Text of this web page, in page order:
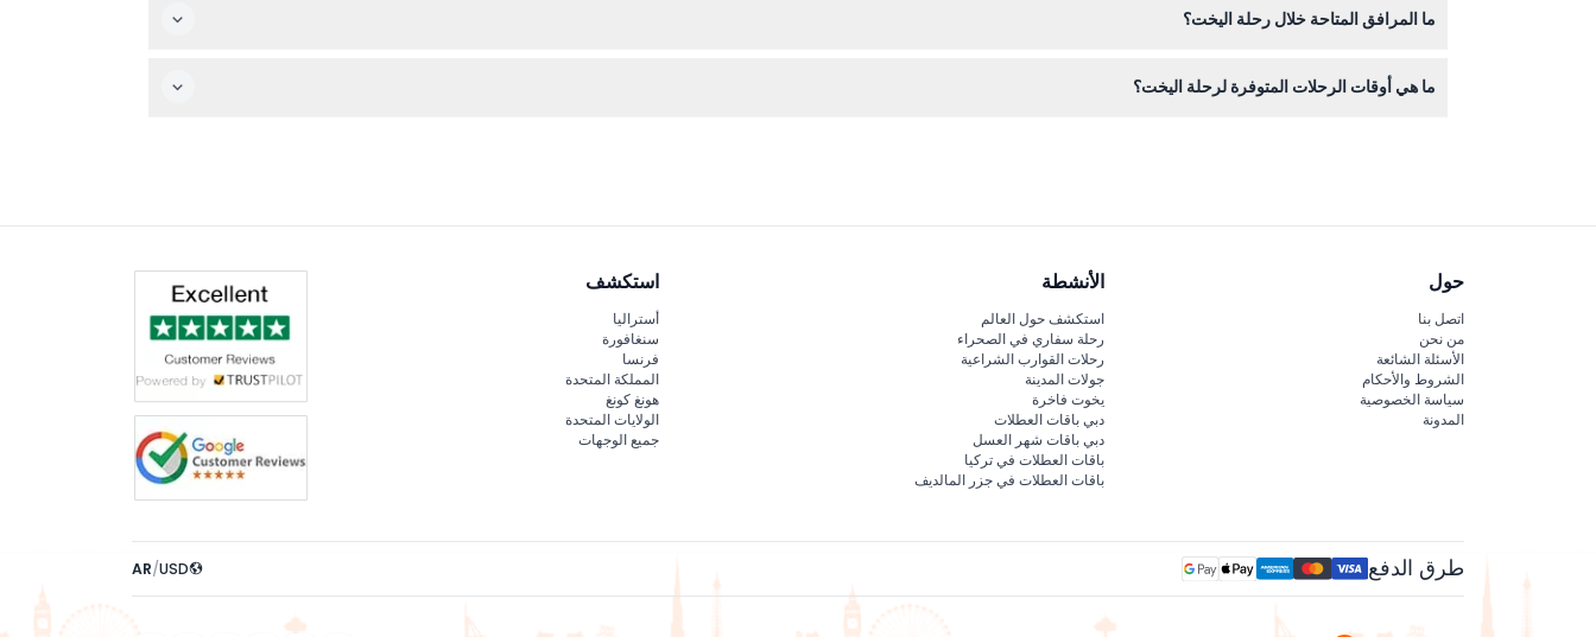
أقل من ٤٨ ساعة أو عدم الحضور ستتحمل تكلفة الحجز كاملة.
ما المرافق المتاحة خلال رحلة اليخت؟
ما هي أوقات الرحلات المتوفرة لرحلة اليخت؟
حول
اتصل بنا
من نحن
الأسئلة الشائعة
الشروط والأحكام
سياسة الخصوصية
المدونة
الأنشطة
استكشف حول العالم
رحلة سفاري في الصحراء
رحلات القوارب الشراعية
جولات المدينة
يخوت فاخرة
دبي باقات العطلات
دبي باقات شهر العسل
باقات العطلات في تركيا
باقات العطلات في جزر المالديف
استكشف
أستراليا
سنغافورة
فرنسا
المملكة المتحدة
هونغ كونغ
الولايات المتحدة
جميع الوجهات
طرق الدفع AR/USD